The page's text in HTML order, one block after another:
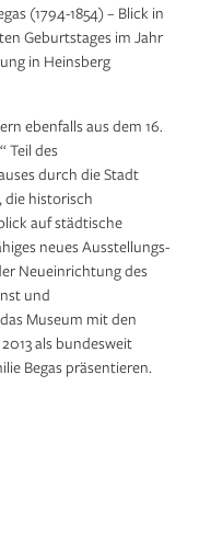
(1794-1854) – Blick in
Geburtstages im Jahr
in Heinsberg
ebenfalls aus dem 16.
Teil des
durch die Stadt
die historisch
auf städtische
neues Ausstellungs­
Neueinrichtung des
und
Museum mit den
als bundesweit
Begas präsentieren.